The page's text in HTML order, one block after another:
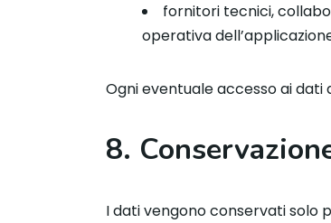
fornitori tecnici,
operativa
Ogni eventuale accesso ai
8.
I dati vengono conservati solo